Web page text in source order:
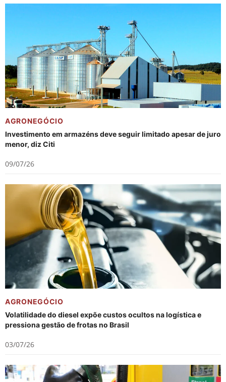
AGRONEGÓCIO
Investimento em armazéns deve seguir limitado apesar de juro
menor, diz Citi
09/07/26
AGRONEGÓCIO
Volatilidade do diesel expõe custos ocultos na logística e
pressiona gestão de frotas no Brasil
03/07/26